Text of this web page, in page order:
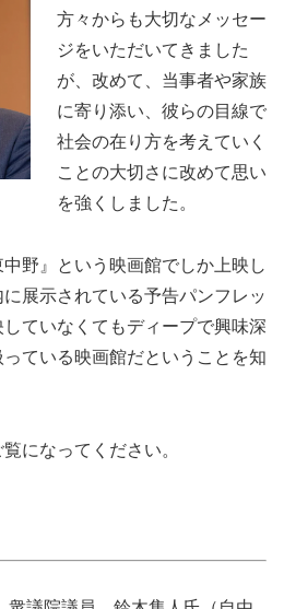
方々からも大切なメッセー
ジをいただいてきました
が、改めて、当事者や家族
に寄り添い、彼らの目線で
社会の在り方を考えていく
ことの大切さに改めて思い
を強くしました。
野』という映画館でしか上映し
展示されている予告パンフレッ
していなくてもディープで興味深
ている映画館だということを知
になってください。